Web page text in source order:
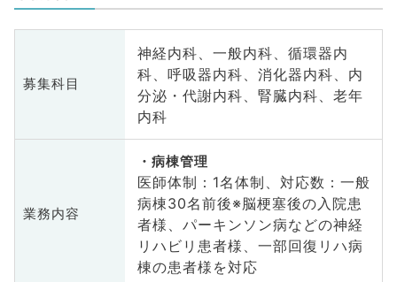
募集科目
神経内科、一般内科、循環器内
科、呼吸器内科、消化器内科、内
分泌・代謝内科、腎臓内科、老年
内科
業務内容
病棟管理
医師体制：1名体制、対応数：一般
病棟30名前後※脳梗塞後の入院患
者様、パーキンソン病などの神経
リハビリ患者様、一部回復リハ病
棟の患者様を対応